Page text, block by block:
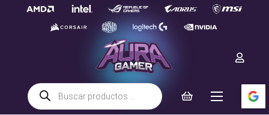
Búsqueda
de
productos